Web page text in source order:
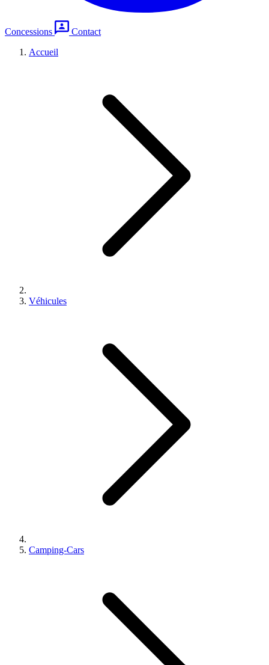
Concessions
Contact
Accueil
Véhicules
Camping-Cars